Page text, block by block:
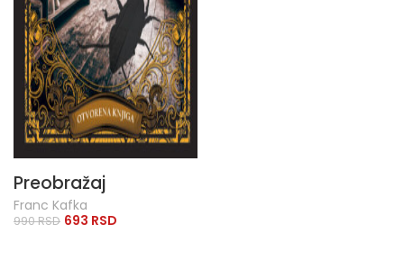
Preobražaj
Franc Kafka
990RSD 693 RSD